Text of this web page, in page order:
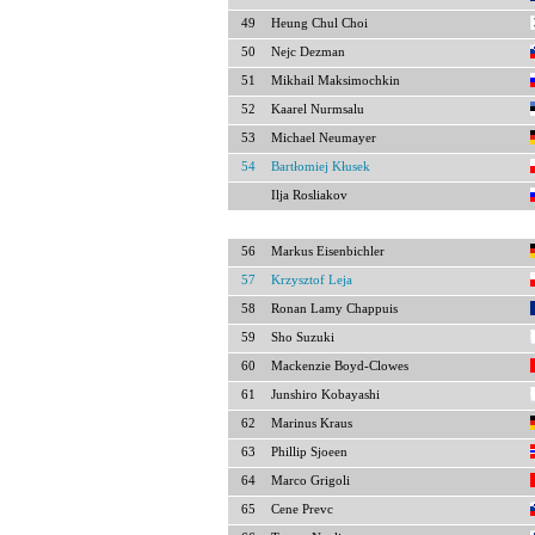
49 Heung Chul Choi
50 Nejc Dezman
51 Mikhail Maksimochkin
52 Kaarel Nurmsalu
53 Michael Neumayer
54 Bartłomiej Kłusek
Ilja Rosliakov
56 Markus Eisenbichler
57 Krzysztof Leja
58 Ronan Lamy Chappuis
59 Sho Suzuki
60 Mackenzie Boyd-Clowes
61 Junshiro Kobayashi
62 Marinus Kraus
63 Phillip Sjoeen
64 Marco Grigoli
65 Cene Prevc